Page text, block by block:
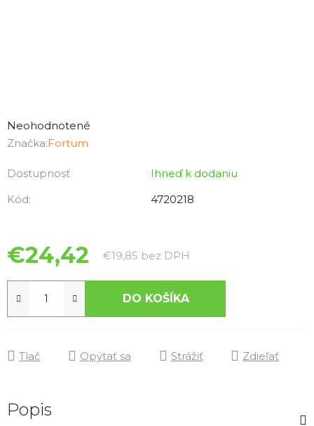
hodnotenie
produktu
0,0
z
Neohodnotené
Značka:Fortum
Dostupnosť
Ihneď k dodaniu
Kód:
4720218
€24,42 €19,85 bez DPH
DO KOŠÍKA
Tlač Opýtať sa Strážiť Zdieľať
Popis